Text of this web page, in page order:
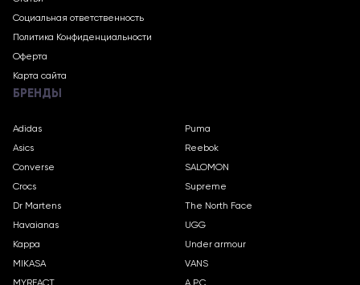
Социальная ответственность
Политика Конфиденциальности
Оферта
Карта сайта
БРЕНДЫ
Adidas
Asics
Converse
Crocs
Dr Martens
Havaianas
Kappa
MIKASA
Puma
Reebok
SALOMON
Supreme
The North Face
UGG
Under armour
VANS